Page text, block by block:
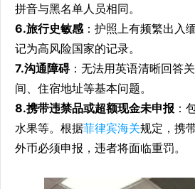
拼音与黑名单人员相同。
6.旅行史敏感 ：护照上有频繁出入
记为高风险国家的记录。
7.沟通障碍：无法用英语清晰回答
间、住宿地址等基本问题。
8.携带违禁品或超额现金未申报 ：
水果等。根据菲律宾海关规定，携
外币必须申报，违者将面临重罚。